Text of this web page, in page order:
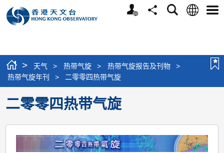
个
分
搜
语
选
> 天气 > 热带气旋 > 热带气旋报告及刊物
>
热带气旋年刊
> 二零零四热带气旋
二零零四热带气旋